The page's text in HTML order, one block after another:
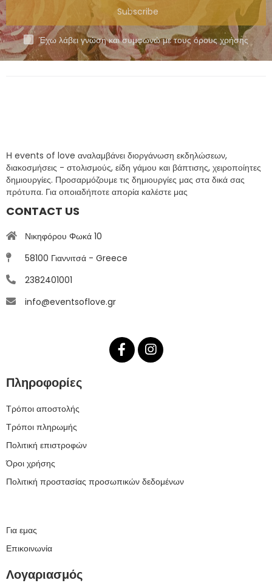
Subscribe
Έχω λάβει γνώση και συμφωνώ με τους όρους χρήσης
Η events of love αναλαμβάνει διοργάνωση εκδηλώσεων,
διακοσμήσεις - στολισμούς, είδη γάμου και βάπτισης, χειροποίητες
δημιουργίες. Προσαρμόζουμε τις δημιουργίες μας στα δικά σας
πρότυπα. Για οποιαδήποτε απορία καλέστε μας
CONTACT US
Νικηφόρου Φωκά 10
58100 Γιαννιτσά - Greece
2382401001
info@eventsoflove.gr
Πληροφορίες
Τρόποι αποστολής
Τρόποι πληρωμής
Πολιτική επιστροφών
Όροι χρήσης
Πολιτική προστασίας προσωπικών δεδομένων
Για εμας
Επικοινωνία
Λογαριασμός